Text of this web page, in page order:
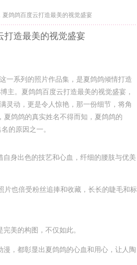
夏鸽鸽百度云打造最美的视觉盛宴
打造最美的视觉盛宴
一系列的照片作品集，是夏鸽鸽倾情打造
主。夏鸽鸽百度云打造最美的视觉盛宴，
灵动，更是令人惊艳，那一份细节，将角
鸽鸽的真实姓名不得而知，夏鸽鸽的
的原因之一。
身出色的技艺和心血，纤细的腰肢与优美
片也倍受粉丝追捧和收藏，长长的睫毛和标
美的构图，不仅如此。
，都彰显出夏鸽鸽的心血和用心，让人陶